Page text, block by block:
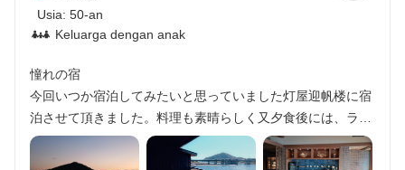
Usia: 50-an
Keluarga dengan anak
憧れの宿
今回いつか宿泊してみたいと思っていました灯屋迎帆楼に宿
泊させて頂きました。料理も素晴らしく又夕食後には、ラウ
ンジにワイン、日本酒、ビール等無料にて提供されていまし
た。お風呂も大浴場はありませんが、貸切風呂はとても広く